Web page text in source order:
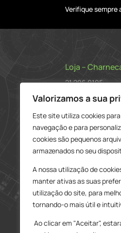
Valorizamos a sua
Este site utiliza cookies
navegação e para
cookies são pequenos
armazenados no seu
A nossa utilização de
manter ativas as suas
utilização do site, para
tornando-o mais útil e
Ao clicar em "Aceitar",
Verifique sempre
Loja –
21 296 0195
912 606 251
R. António
2820-287 •
Loja – Tires
214 453 329
919 865 192
919 865 292
Av. Amália